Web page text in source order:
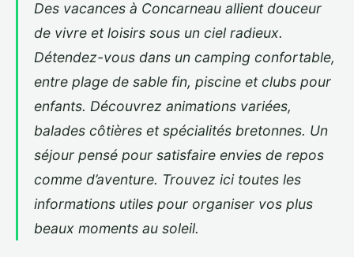
Des vacances à Concarneau allient douceur
de vivre et loisirs sous un ciel radieux.
Détendez-vous dans un camping confortable,
entre plage de sable fin, piscine et clubs pour
enfants. Découvrez animations variées,
balades côtières et spécialités bretonnes. Un
séjour pensé pour satisfaire envies de repos
comme d’aventure. Trouvez ici toutes les
informations utiles pour organiser vos plus
beaux moments au soleil.